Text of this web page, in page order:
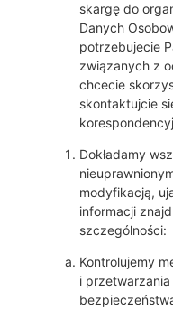
skargę do
Danych
potrzebujecie
związanych z
chcecie
skontaktujcie
Dokładamy
modyfikacją,
informacji
szczególności:
Kontrolujemy
i